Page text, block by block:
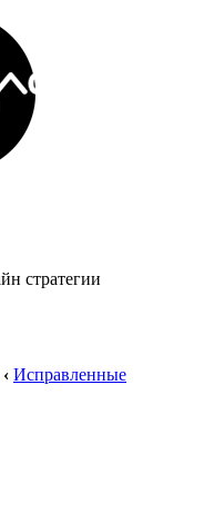
стратегии
‹ Исправленные